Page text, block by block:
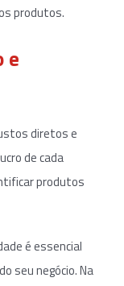
produtos.
e
diretos e
de cada
produtos
é essencial
seu negócio. Na